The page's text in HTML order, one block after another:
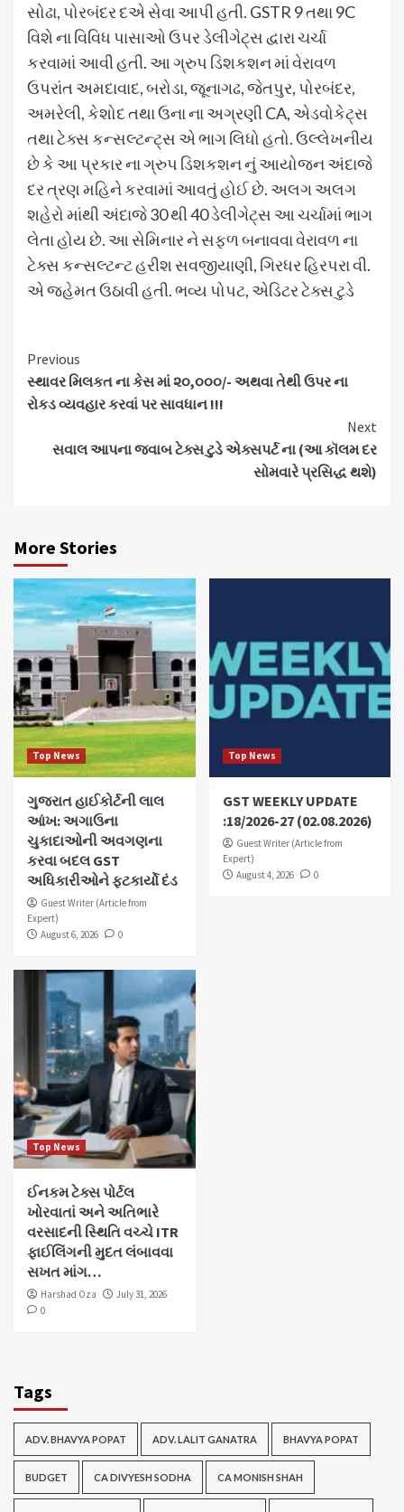
સોઢા, પોરબંદર દએ સેવા આપી હતી. GSTR 9 તથા 9C
વિશે ના વિવિધ પાસાઓ ઉપર ડેલીગેટ્સ દ્વારા ચર્ચા
કરવામાં આવી હતી. આ ગ્રુપ ડિશકશન માં વેરાવળ
ઉપરાંત અમદાવાદ, બરોડા, જૂનાગઢ, જેતપુર, પોરબંદર,
અમરેલી, કેશોદ તથા ઉના ના અગ્રણી CA, એડવોકેટ્સ
તથા ટેક્સ કન્સલ્ટન્ટ્સ એ ભાગ લિધો હતો. ઉલ્લેખનીય
છે કે આ પ્રકાર ના ગ્રુપ ડિશકશન નું આયોજન અંદાજે
દર ત્રણ મહિને કરવામાં આવતું હોઈ છે. અલગ અલગ
શહેરો માંથી અંદાજે 30 થી 40 ડેલીગેટ્સ આ ચર્ચામાં ભાગ
લેતા હોય છે. આ સેમિનાર ને સફળ બનાવવા વેરાવળ ના
ટેક્સ કન્સલ્ટન્ટ હરીશ સવજીયાણી, ગિરધર હિરપરા વી.
એ જહેમત ઉઠાવી હતી. ભવ્ય પોપટ, એડિટર ટેક્સ ટુડે
Continue
Reading
Previous
સ્થાવર મિલકત ના કેસ માં ૨૦,૦૦૦/- અથવા તેથી ઉપર ના
રોકડ વ્યવહાર કરવાં પર સાવધાન !!!
Next
સવાલ આપના જવાબ ટેક્સ ટુડે એક્સપર્ટ ના (આ કૉલમ દર
સોમવારે પ્રસિદ્ધ થશે)
More Stories
Top News
ગુજરાત હાઈકોર્ટની લાલ
આંખ: અગાઉના
ચુકાદાઓની અવગણના
કરવા બદલ GST
અધિકારીઓને ફટકાર્યો દંડ
Guest Writer (Article from
Expert)
August 6, 2026
0
Top News
GST WEEKLY UPDATE
:18/2026-27 (02.08.2026)
Guest Writer (Article from
Expert)
August 4, 2026
0
Top News
ઈનકમ ટેક્સ પોર્ટલ
ખોરવાતાં અને અતિભારે
વરસાદની સ્થિતિ વચ્ચે ITR
ફાઈલિંગની મુદત લંબાવવા
સખત માંગ…
Harshad Oza
July 31, 2026
0
Tags
ADV. BHAVYA POPAT ADV. LALIT GANATRA BHAVYA POPAT
BUDGET CA DIVYESH SODHA CA MONISH SHAH